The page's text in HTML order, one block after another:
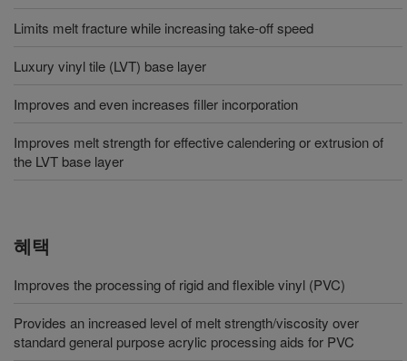
Limits melt fracture while increasing take-off speed
Luxury vinyl tile (LVT) base layer
Improves and even increases filler incorporation
Improves melt strength for effective calendering or extrusion of
the LVT base layer
혜택
Improves the processing of rigid and flexible vinyl (PVC)
Provides an increased level of melt strength/viscosity over
standard general purpose acrylic processing aids for PVC